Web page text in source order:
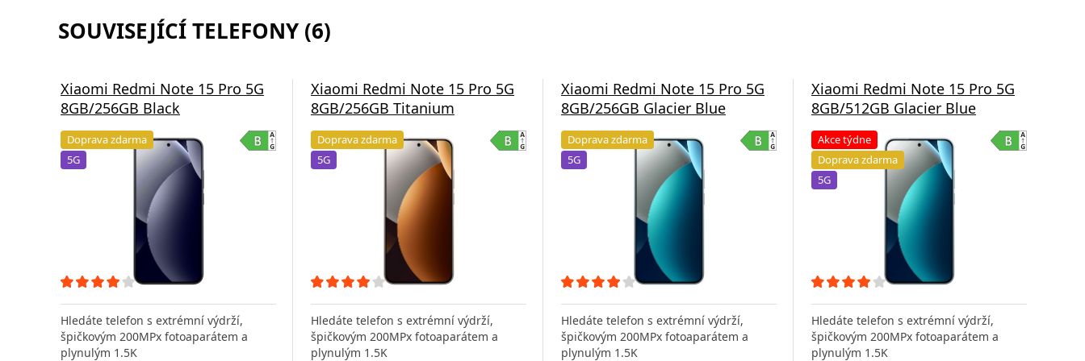
SOUVISEJÍCÍ TELEFONY (6)
Xiaomi Redmi Note 15 Pro 5G
8GB/256GB Black
Doprava zdarma
5G
Hledáte telefon s extrémní výdrží,
špičkovým 200MPx fotoaparátem a
plynulým 1.5K
Xiaomi Redmi Note 15 Pro 5G
8GB/256GB Titanium
Doprava zdarma
5G
Hledáte telefon s extrémní výdrží,
špičkovým 200MPx fotoaparátem a
plynulým 1.5K
Xiaomi Redmi Note 15 Pro 5G
8GB/256GB Glacier Blue
Doprava zdarma
5G
Hledáte telefon s extrémní výdrží,
špičkovým 200MPx fotoaparátem a
plynulým 1.5K
Xiaomi Redmi Note 15 Pro 5G
8GB/512GB Glacier Blue
Akce týdne
Doprava zdarma
5G
Hledáte telefon s extrémní výdrží,
špičkovým 200MPx fotoaparátem a
plynulým 1.5K